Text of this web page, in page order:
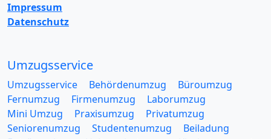
Impressum
Datenschutz
Umzugsservice
Umzugsservice Behördenumzug
Büroumzug
Fernumzug
Firmenumzug
Laborumzug
Mini Umzug
Praxisumzug
Privatumzug
Seniorenumzug
Studentenumzug
Beiladung